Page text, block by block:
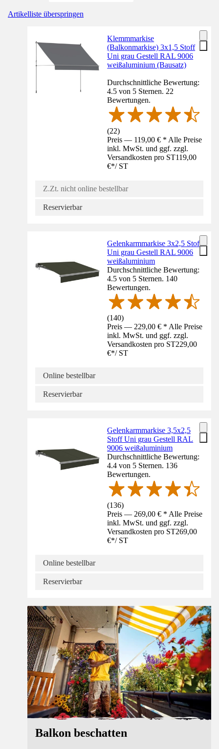
Artikelliste überspringen
Klemmmarkise
(Balkonmarkise) 3x1,5 Stoff
Uni grau Gestell RAL 9006
weißaluminium (Bausatz)
Durchschnittliche Bewertung:
4.5 von 5 Sternen. 22
Bewertungen.
(22)
Preis — 119,00 € * Alle Preise
inkl. MwSt. und ggf. zzgl.
Versandkosten pro ST119,00
€*/ ST
Z.Zt. nicht online bestellbar
Reservierbar
Gelenkarmmarkise 3x2,5 Stoff
Uni grau Gestell RAL 9006
weißaluminium
Durchschnittliche Bewertung:
4.5 von 5 Sternen. 140
Bewertungen.
(140)
Preis — 229,00 € * Alle Preise
inkl. MwSt. und ggf. zzgl.
Versandkosten pro ST229,00
€*/ ST
Online bestellbar
Reservierbar
Gelenkarmmarkise 3,5x2,5
Stoff Uni grau Gestell RAL
9006 weißaluminium
Durchschnittliche Bewertung:
4.4 von 5 Sternen. 136
Bewertungen.
(136)
Preis — 269,00 € * Alle Preise
inkl. MwSt. und ggf. zzgl.
Versandkosten pro ST269,00
€*/ ST
Online bestellbar
Reservierbar
Ratgeber
Balkon beschatten